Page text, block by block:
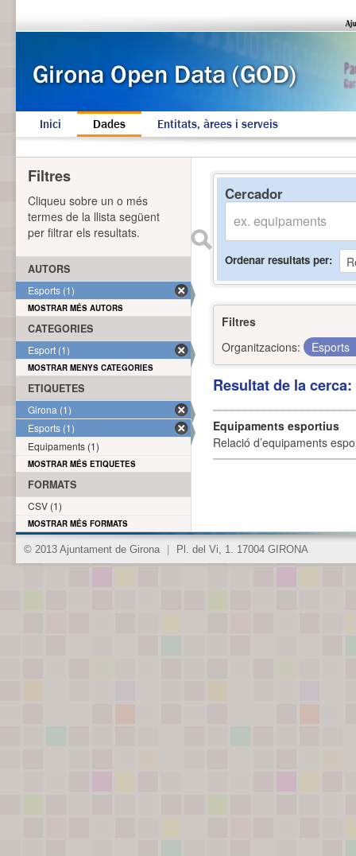
Inici Dades Entitats, àrees i serveis
Cercador
Ordenar resultats per
Filtres
Organitzacions:
Esports
Resultat de la
Equipaments esportius
Relació d’equipaments
Filtres
Cliqueu sobre un o més
termes de la llista següent
per filtrar els resultats.
AUTORS
Esports (1)
MOSTRAR MÉS AUTORS
CATEGORIES
Esport (1)
MOSTRAR MENYS CATEGORIES
ETIQUETES
Girona (1)
Esports (1)
Equipaments (1)
MOSTRAR MÉS ETIQUETES
FORMATS
CSV (1)
MOSTRAR MÉS FORMATS
© 2013 Ajuntament de Girona Pl. del Vi, 1. 17004 GIRONA